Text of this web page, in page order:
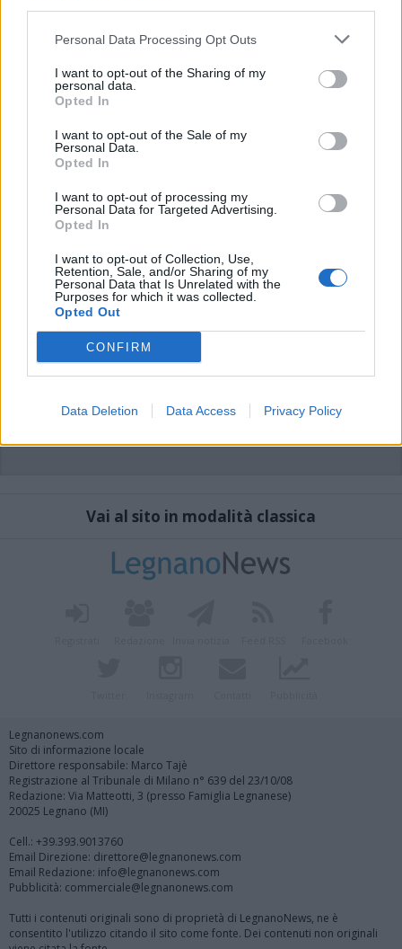
Personal Data Processing Opt Outs
I want to opt-out of the Sharing of my
personal data.
Opted In
I want to opt-out of the Sale of my
Personal Data.
Opted In
I want to opt-out of processing my
Personal Data for Targeted Advertising.
Opted In
I want to opt-out of Collection, Use,
Retention, Sale, and/or Sharing of my
Personal Data that Is Unrelated with the
Purposes for which it was collected.
Opted Out
CONFIRM
Data Deletion Data Access Privacy Policy
Commenti
Accedioregistrati per commentare questo
articolo.
L'email è richiesta ma non verrà mostrata ai visitatori. Il contenuto di questo
di VareseNews.it, che rimane autonoma e indipendente. I messaggi inclusi nei
commenti non sono testi giornalistici, ma post inviati dai singoli lettori che
possono essere automaticamente pubblicati senza filtro preventivo. I commenti
che includano uno o più link a siti esterni verranno rimossi in automatico dal
Vai al sito in modalità classica
Legnanonews.com
Sito di informazione locale
Direttore responsabile: Marco Tajè
Registrazione al Tribunale di Milano n° 639 del 23/10/08
Redazione: Via Matteotti, 3 (presso Famiglia Legnanese)
20025 Legnano (MI)
Cell.: +39.393.9013760
Email Direzione: direttore@legnanonews.com
Email Redazione: info@legnanonews.com
Pubblicità: commerciale@legnanonews.com
Tutti i contenuti originali sono di proprietà di LegnanoNews, ne è
consentito l'utilizzo citando il sito come fonte. Dei contenuti non originali